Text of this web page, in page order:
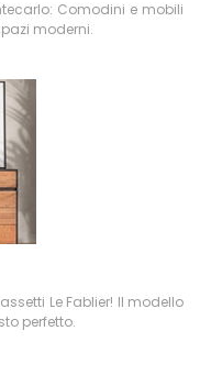
Comodini e mobili
moderni.
Le Fablier! Il modello
perfetto.